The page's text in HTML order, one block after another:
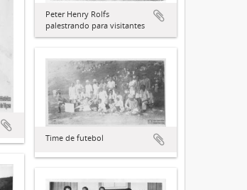
Peter Henry Rolfs
palestrando para visitantes
Time de futebol